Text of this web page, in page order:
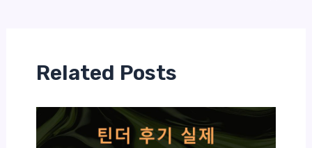
Related Posts